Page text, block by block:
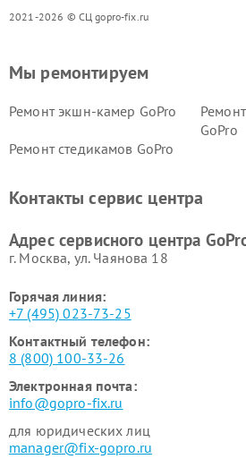
2021-2026 © СЦ gopro-fix.ru
Мы ремонтируем
Ремонт экшн-камер GoPro
GoPro
Ремонт стедикамов GoPro
Контакты сервис центра
Адрес сервисного центра
г. Москва, ул. Чаянова 18
Горячая линия:
+7 (495) 023-73-25
Контактный телефон:
8 (800) 100-33-26
Электронная почта:
info@gopro-fix.ru
для юридических лиц
manager@fix-gopro.ru